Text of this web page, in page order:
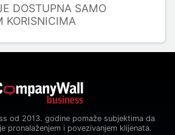
DOSTUPNA SAMO
KORISNICIMA
od 2013. godine pomaže subjektima da
pronalaženjem i povezivanjem klijenata.